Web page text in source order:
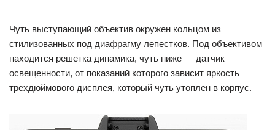
Чуть выступающий объектив окружен кольцом из
стилизованных под диафрагму лепестков. Под объективом
находится решетка динамика, чуть ниже — датчик
освещенности, от показаний которого зависит яркость
трехдюймового дисплея, который чуть утоплен в корпус.